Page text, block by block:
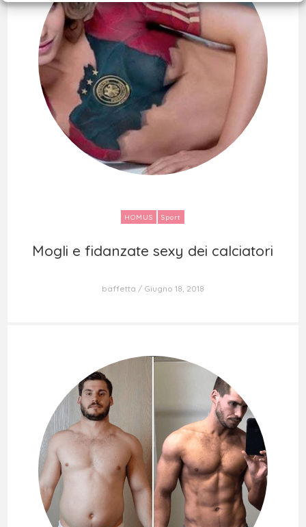
HOMUS Sport
Mogli e fidanzate sexy dei calciatori
Mogli e fidanzate sexy dei calciatori
baffetta Giugno 18, 2018